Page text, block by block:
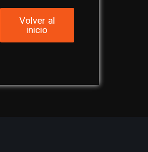
Volver al
inicio